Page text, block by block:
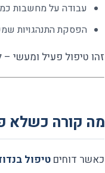
עבודה על מחשבות
הפסקת התנהגויות
זהו טיפול פעיל ומעשי
מה קורה כשלא
כאשר דוחים טיפול